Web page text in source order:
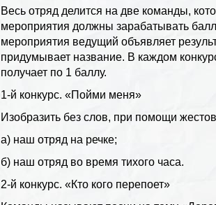
Весь отряд делится на две команды,
мероприятия должны зарабатывать
мероприятия ведущий объявляет
придумывает название. В каждом
получает по 1 баллу.
1-й конкурс. «Пойми меня»
Изобразить без слов, при помощи
а) наш отряд на речке;
б) наш отряд во время тихого часа.
2-й конкурс. «Кто кого перепоет»